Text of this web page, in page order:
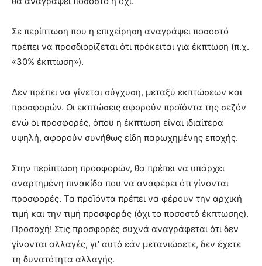
Σε περίπτωση που η επιχείρηση αναγράψει ποσοστό
πρέπει να προσδιορίζεται ότι πρόκειται για έκπτωση (π.χ.
«30% έκπτωση»).
Δεν πρέπει να γίνεται σύγχυση, μεταξύ εκπτώσεων και
προσφορών. Οι εκπτώσεις αφορούν προϊόντα της σεζόν
ενώ οι προσφορές, όπου η έκπτωση είναι ιδιαίτερα
υψηλή, αφορούν συνήθως είδη παρωχημένης εποχής.
Στην περίπτωση προσφορών, θα πρέπει να υπάρχει
αναρτημένη πινακίδα που να αναφέρει ότι γίνονται
προσφορές. Τα προϊόντα πρέπει να φέρουν την αρχική
τιμή και την τιμή προσφοράς (όχι το ποσοστό έκπτωσης).
Προσοχή! Στις προσφορές συχνά αναγράφεται ότι δεν
γίνονται αλλαγές, γι’ αυτό εάν μετανιώσετε, δεν έχετε
τη δυνατότητα αλλαγής.